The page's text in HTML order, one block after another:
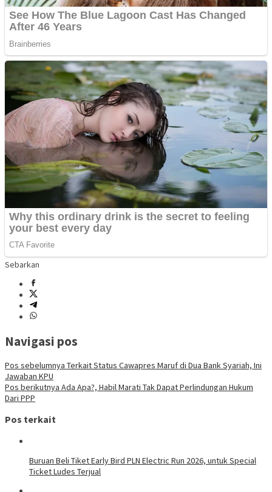
Sebarkan
Navigasi pos
Pos sebelumnya Terkait Status Cawapres Maruf di Dua Bank Syariah, Ini
Jawaban KPU
Pos berikutnya Ada Apa?, Habil Marati Tak Dapat Perlindungan Hukum
Dari PPP
Pos terkait
Buruan Beli Tiket Early Bird PLN Electric Run 2026, untuk Special
Ticket Ludes Terjual